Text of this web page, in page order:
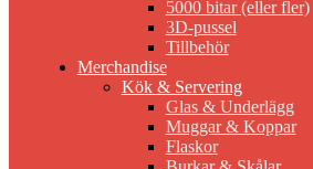
5000 bitar (eller fler)
3D-pussel
Tillbehör
Merchandise
Kök & Servering
Glas & Underlägg
Muggar & Koppar
Flaskor